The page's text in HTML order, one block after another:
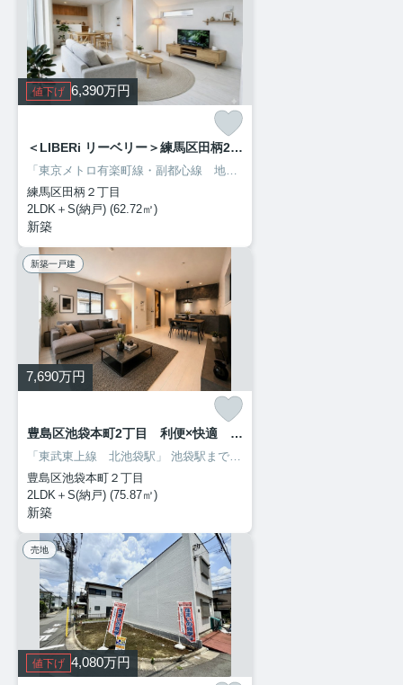
値下げ 6,390万円
＜LIBERi リーベリー＞練馬区田柄2丁目Ⅴ期 生活快適エリア 限定1棟
「東京メトロ有楽町線・副都心線 地下鉄赤塚駅」
練馬区田柄２丁目
2LDK＋S(納戸) (62.72㎡)
新築
新築一戸建
7,690万円
豊島区池袋本町2丁目 利便×快適 ハイグレード新築戸建限定1棟
「東武東上線 北池袋駅」
池袋駅まで1駅2分♪アクセスの良さと、静かで落ち着いた住宅街が広がる魅力的な街。
豊島区池袋本町２丁目
2LDK＋S(納戸) (75.87㎡)
新築
売地
値下げ 4,080万円